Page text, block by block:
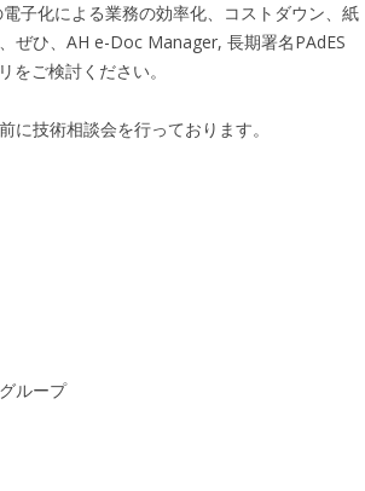
子化による業務の効率化、コストダウン、紙
ぜひ、AH e-Doc Manager, 長期署名PAdES
をご検討ください。
技術相談会を行っております。
ループ